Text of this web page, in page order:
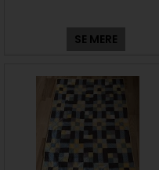
SE MERE